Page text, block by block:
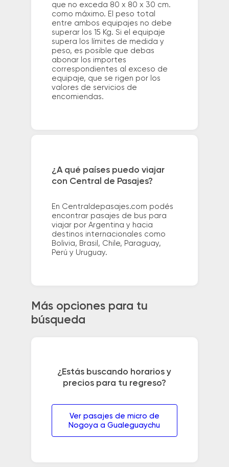
que no exceda 80 x 80 x 30 cm.
como máximo. El peso total
entre ambos equipajes no debe
superar los 15 Kg. Si el equipaje
supera los límites de medida y
peso, es posible que debas
abonar los importes
correspondientes al exceso de
equipaje, que se rigen por los
valores de servicios de
encomiendas.
¿A qué países puedo viajar
con Central de Pasajes?
En Centraldepasajes.com podés
encontrar pasajes de bus para
viajar por Argentina y hacia
destinos internacionales como
Bolivia, Brasil, Chile, Paraguay,
Perú y Uruguay.
Más opciones para tu
búsqueda
¿Estás buscando horarios y
precios para tu regreso?
Ver pasajes de micro de
Nogoya a Gualeguaychu